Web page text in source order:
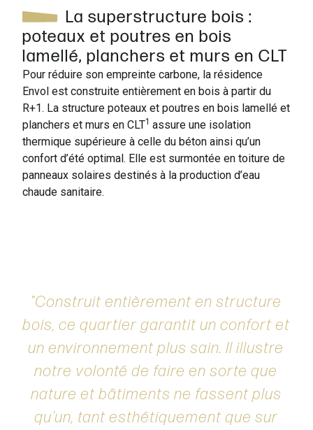
La superstructure bois :
poteaux et poutres en bois
lamellé, planchers et murs en CLT
Pour réduire son empreinte carbone, la résidence
Envol est construite entièrement en bois à partir du
R+1. La structure poteaux et poutres en bois lamellé et
planchers et murs en CLT1 assure une isolation
thermique supérieure à celle du béton ainsi qu’un
confort d’été optimal. Elle est surmontée en toiture de
panneaux solaires destinés à la production d’eau
chaude sanitaire.
Construit entièrement en structure
bois, ce quartier garantit un confort et
un environnement plus sain. Il illustre
notre volonté de faire en sorte que
nature et bâtiments ne fassent plus
qu’un, tant esthétiquement que sur